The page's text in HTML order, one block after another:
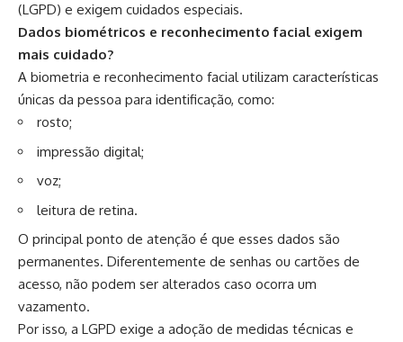
(LGPD) e exigem cuidados especiais.
Dados biométricos e reconhecimento facial exigem
mais cuidado?
A biometria e reconhecimento facial utilizam características
únicas da pessoa para identificação, como:
rosto;
impressão digital;
voz;
leitura de retina.
O principal ponto de atenção é que esses dados são
permanentes. Diferentemente de senhas ou cartões de
acesso, não podem ser alterados caso ocorra um
vazamento.
Por isso, a LGPD exige a adoção de medidas técnicas e